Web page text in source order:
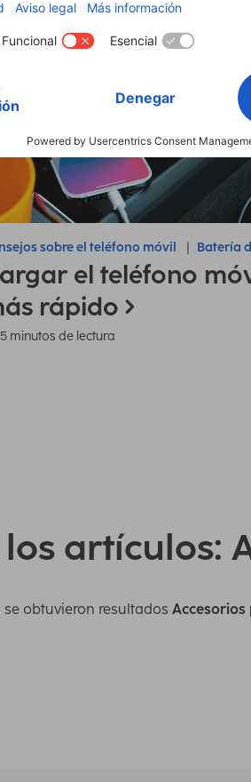
sobre el teléfono móvil Batería
el teléfono
rápido
5 minutos de lectura
los artículos:
se obtuvieron resultados Accesorios